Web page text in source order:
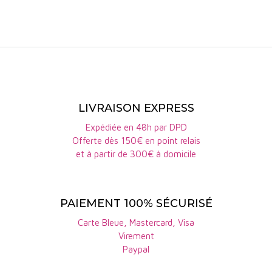
climatique naturellement favorable à l’élaboration
grande diversité géologique. On y retrouve
principalement des schistes, des granites et des
gneiss, parfois mêlés à des éléments de marnes ou
complexité des vins. Les sols schisteux, pauvres et
drainants, favorisent un enracinement profond de
la vigne et limitent naturellement les rendements.
LIVRAISON EXPRESS
Expédiée en 48h par DPD
Offerte dès 150€ en point relais
et à partir de 300€ à domicile
PAIEMENT 100% SÉCURISÉ
Carte Bleue, Mastercard, Visa
Virement
Paypal